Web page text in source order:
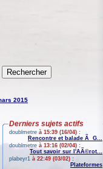
2015
Derniers sujets actifs
doublmetre à 15:39 (16/04) :
Rencontre et balade Ã G...
doublmetre à 13:16 (02/04) :
Tout savoir sur l'AÃ©rot...
plabeyr1 à 22:49 (03/02) :
Plateformes